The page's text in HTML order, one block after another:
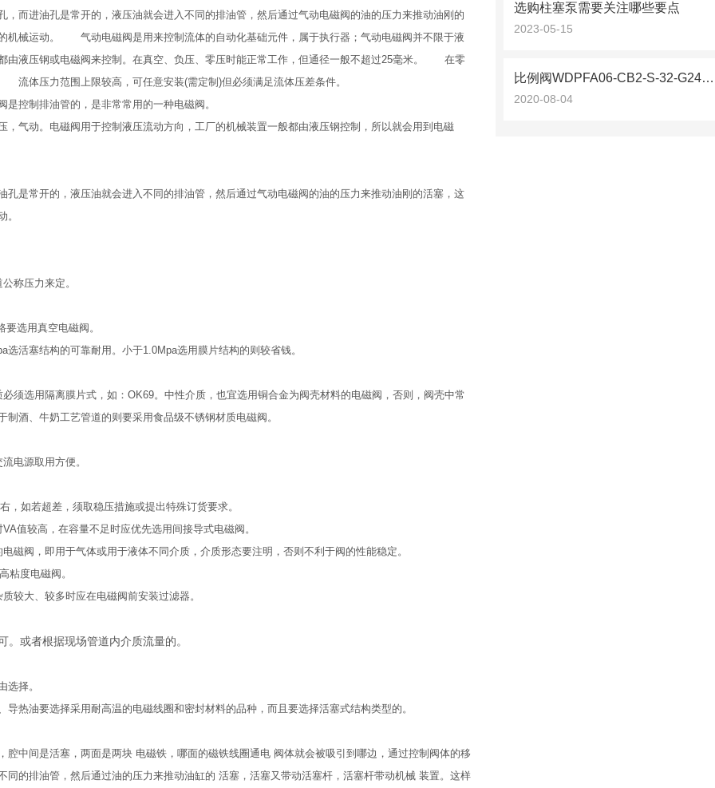
进油孔是常开的，液压油就会进入不同的排油管，然后通过气动电磁阀的油的压力来推动油刚的
机械运动。 气动电磁阀是用来控制流体的自动化基础元件，属于执行器；气动电磁阀并不限于液
由液压钢或电磁阀来控制。在真空、负压、零压时能正常工作，但通径一般不超过25毫米。 在零
体压力范围上限较高，可任意安装(需定制)但必须满足流体压差条件。
控制排油管的，是非常常用的一种电磁阀。
气动。电磁阀用于控制液压流动方向，工厂的机械装置一般都由液压钢控制，所以就会用到电磁
是常开的，液压油就会进入不同的排油管，然后通过气动电磁阀的油的压力来推动油刚的活塞，这
。
称压力来定。
选用真空电磁阀。
活塞结构的可靠耐用。小于1.0Mpa选用膜片结构的则较省钱。
须选用隔离膜片式，如：OK69。中性介质，也宜选用铜合金为阀壳材料的电磁阀，否则，阀壳中常
酒、牛奶工艺管道的则要采用食品级不锈钢材质电磁阀。
电源取用方便。
如若超差，须取稳压措施或提出特殊订货要求。
值较高，在容量不足时应优先选用间接导式电磁阀。
磁阀，即用于气体或用于液体不同介质，介质形态要注明，否则不利于阀的性能稳定。
粘度电磁阀。
较大、较多时应在电磁阀前安装过滤器。
或者根据现场管道内介质流量的。
选择。
热油要选择采用耐高温的电磁线圈和密封材料的品种，而且要选择活塞式结构类型的。
中间是活塞，两面是两块 电磁铁，哪面的磁铁线圈通电 阀体就会被吸引到哪边，通过控制阀体的移
的排油管，然后通过油的压力来推动油缸的 活塞，活塞又带动活塞杆，活塞杆带动机械 装置。这样
选购柱塞泵需要关注哪些要点
2023-05-15
比例阀WDPFA06-CB2-S-32-G24/WD瑞士万福乐
2020-08-04